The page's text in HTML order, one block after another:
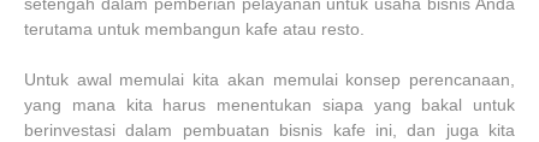
setengah dalam pemberian pelayanan untuk usaha bisnis Anda
terutama untuk membangun kafe atau resto.
Untuk awal memulai kita akan memulai konsep perencanaan,
yang mana kita harus menentukan siapa yang bakal untuk
berinvestasi dalam pembuatan bisnis kafe ini, dan juga kita